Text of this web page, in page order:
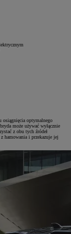
osiągnięcia optymalnego
może używać wyłącznie
z obu tych źródeł
hamowania i przekazuje jej